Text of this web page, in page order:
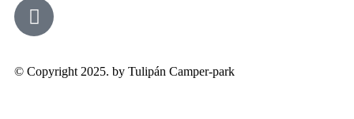
© Copyright 2025. by Tulipán Camper-park